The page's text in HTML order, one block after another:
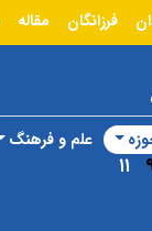
فرزانگان مقاله
۱۱
علم و فرهنگ